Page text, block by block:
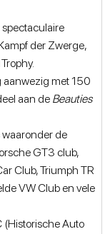
der Zwerge,
aanwezig met 150
aan de Beauties
de
GT3 club,
Club, Triumph TR
VW Club en vele
(Historische Auto